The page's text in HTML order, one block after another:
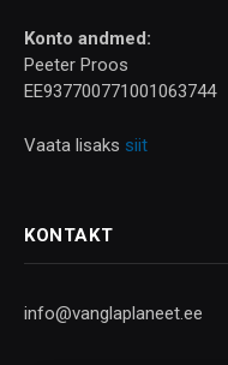
Konto andmed:
Peeter Proos
EE937700771001063744
Vaata lisaks siit
KONTAKT
info@vanglaplaneet.ee